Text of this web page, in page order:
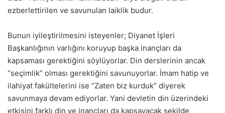
ezberlettirilen ve savunulan laiklik budur.
Bunun iyileştirilmesini isteyenler; Diyanet İşleri
Başkanlığının varlığını koruyup başka inançları da
kapsaması gerektiğini söylüyorlar. Din derslerinin ancak
“seçimlik” olması gerektiğini savunuyorlar. İmam hatip ve
ilahiyat fakültelerini ise “Zaten biz kurduk” diyerek
savunmaya devam ediyorlar. Yani devletin din üzerindeki
etkisini farklı din ve inançları da kapsayacak şekilde